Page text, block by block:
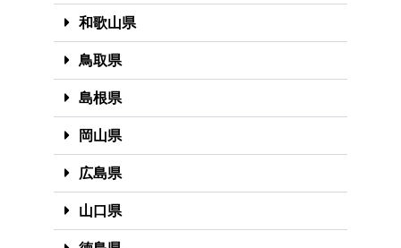
和歌山県
鳥取県
島根県
岡山県
広島県
山口県